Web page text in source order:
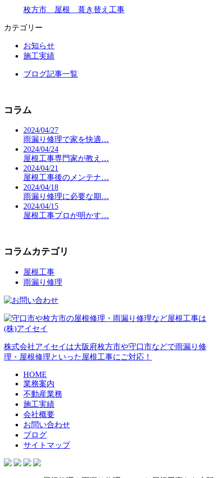
枚方市 屋根 葺き替え工事
カテゴリー
お知らせ
施工実績
ブログ記事一覧
コラム
2024/04/27
雨漏り修理で家を快適…
2024/04/24
屋根工事専門家が教え…
2024/04/21
屋根工事後のメンテナ…
2024/04/18
雨漏り修理に必要な期…
2024/04/15
屋根工事プロが明かす…
コラムカテゴリ
屋根工事
雨漏り修理
株式会社アイセイは大阪府枚方市や守口市などで雨漏り修
理・屋根修理といった屋根工事にご対応！
HOME
業務案内
不動産業務
施工実績
会社概要
お問い合わせ
ブログ
サイトマップ